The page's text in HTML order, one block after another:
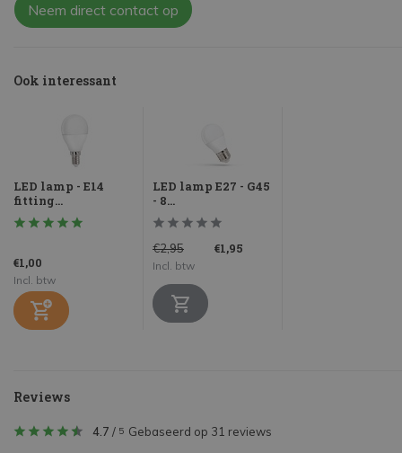
Neem direct contact op
Ook interessant
LED lamp - E14
fitting...
€1,00
Incl. btw
LED lamp E27 - G45
- 8...
€2,95 €1,95
Incl. btw
Reviews
4.7 / 5 Gebaseerd op 31 reviews